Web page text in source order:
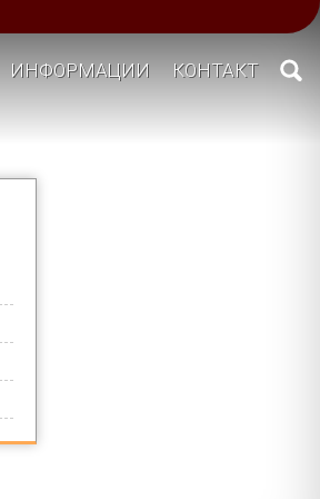
ИНФОРМАЦИИ КОНТАКТ